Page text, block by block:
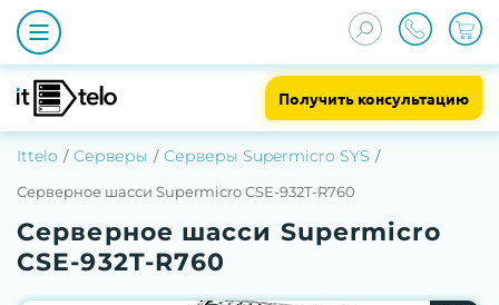
Получить консультацию
Ittelo Серверы Серверы Supermicro SYS
Серверное шасси Supermicro CSE-932T-R760
Серверное шасси Supermicro
CSE-932T-R760